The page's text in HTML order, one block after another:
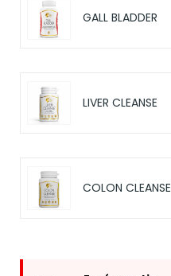
GALL BLADDER
LIVER CLEANSE
COLON CLEANSE